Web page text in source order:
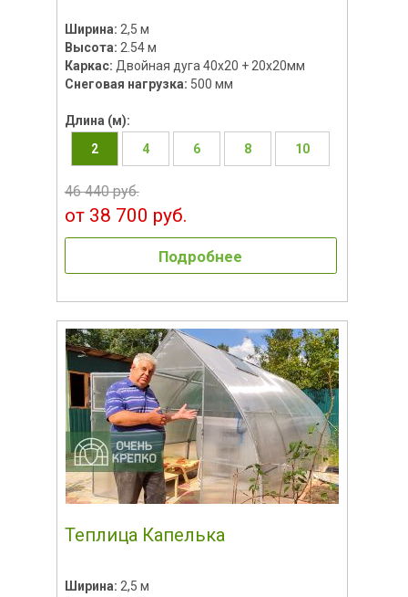
Ширина: 2,5 м
Высота: 2.54 м
Каркас: Двойная дуга 40х20 + 20х20мм
Снеговая нагрузка: 500 мм
Длина (м):
2
4 6 8 10
46 440 руб.
от 38 700 руб.
Подробнее
Теплица Капелька
Ширина: 2,5 м